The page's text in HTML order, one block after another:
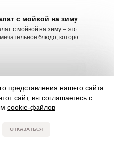
с мойвой на зиму
с мойвой на зиму – это
блюдо, которое
песок,соль,
представления нашего сайта.
сайт, вы соглашаетесь с
cookie-файлов
ОТКАЗАТЬСЯ